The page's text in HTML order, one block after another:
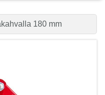
180 mm